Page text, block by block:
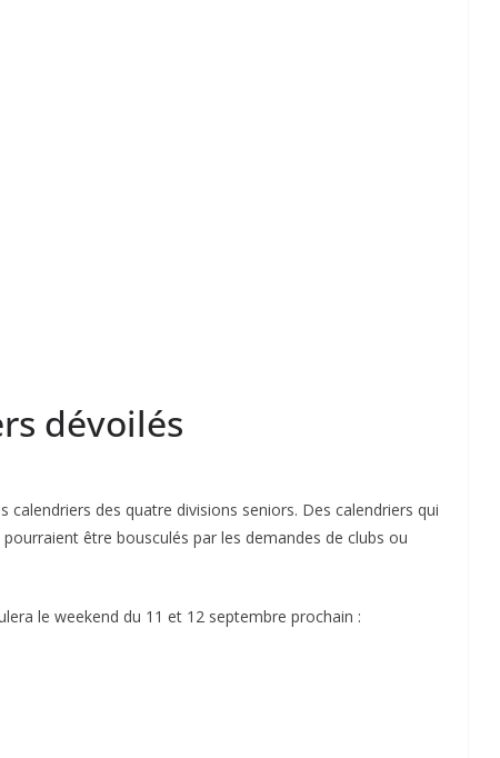
dévoilés
des quatre divisions seniors. Des calendriers qui
être bousculés par les demandes de clubs ou
le weekend du 11 et 12 septembre prochain :